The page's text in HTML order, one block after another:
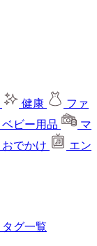
健康
ファ
ベビー用品
マ
おでかけ
エン
タグ一覧